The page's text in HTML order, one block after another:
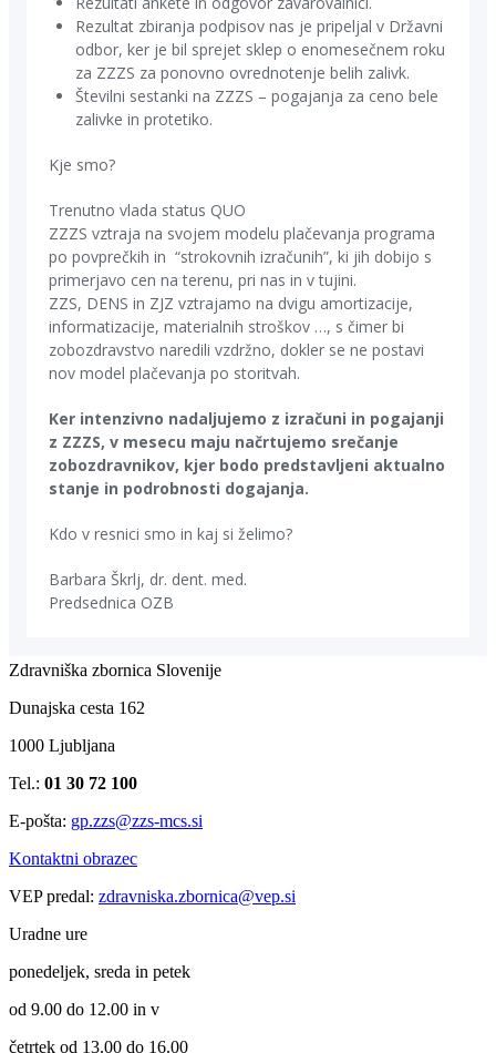
Zdravniška zbornica Slovenije
Dunajska cesta 162
1000 Ljubljana
Tel.: 01 30 72 100
E-pošta: gp.zzs@zzs-mcs.si
Kontaktni obrazec
VEP predal: zdravniska.zbornica@vep.si
Uradne ure
ponedeljek, sreda in petek
od 9.00 do 12.00 in v
četrtek od 13.00 do 16.00